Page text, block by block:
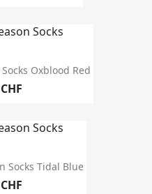
Oxblood Red
Socks Tidal Blue